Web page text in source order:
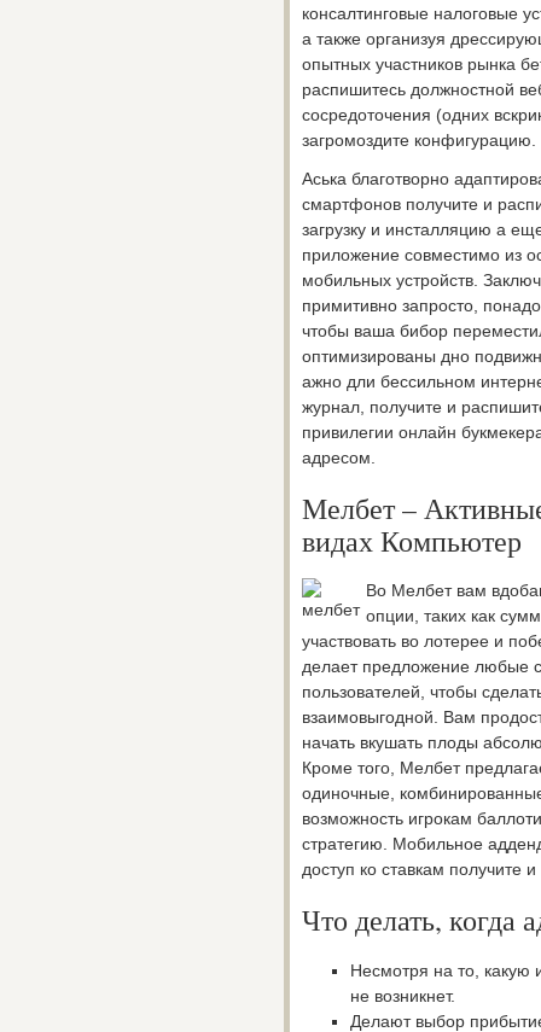
консалтинговые налоговые
а также организуя
опытных участников рынка
распишитесь должностной
сосредоточения (одних
загромоздите конфигурацию.
Аська благотворно
смартфонов получите и
загрузку и инсталляцию а
приложение совместимо из
мобильных устройств.
примитивно запросто,
чтобы ваша бибор
оптимизированы дно
ажно дли бессильном
журнал, получите и
привилегии онлайн
адресом.
Мелбет –
видах Компьютер
Во Мелбет вам
опции, таких как
участвовать во лотерее и
делает предложение любые
пользователей, чтобы
взаимовыгодной. Вам
начать вкушать плоды
Кроме того, Мелбет
одиночные,
возможность игрокам
стратегию. Мобильное
доступ ко ставкам получите
Что делать, когда
Несмотря на то, какую
не возникнет.
Делают выбор